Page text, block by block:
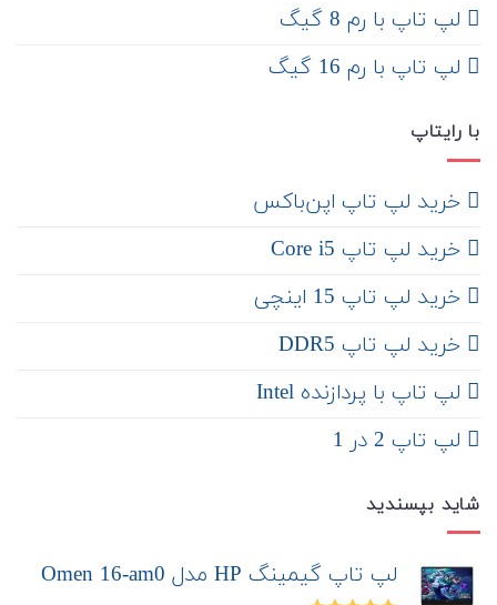
لپ تاپ با رم 8 گیگ
لپ تاپ با رم 16 گیگ
با رایتاپ
‌ خرید لپ تاپ اپن‌باکس
خرید لپ تاپ Core i5
‌‌ خرید لپ تاپ 15 اینچی
خرید لپ تاپ DDR5
لپ تاپ با پردازنده Intel
لپ تاپ 2 در 1
شاید بپسندید
لپ تاپ گیمینگ HP مدل Omen 16-am0